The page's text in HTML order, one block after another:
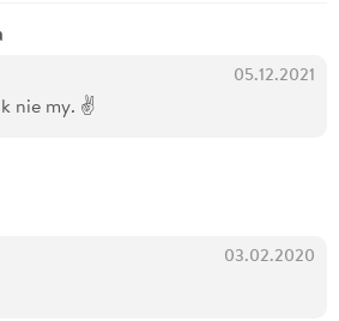
05.12.2021
nie my. ✌️
03.02.2020